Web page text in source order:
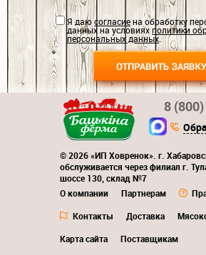
Я даюсогласиена обработку
данных на условияхполитики
персональных данных.
© 2026 «ИП Ховренок». г.
обслуживается через филиал г.
шоссе 130, склад №7
О компании
Партнерам
Контакты
Доставка
Карта сайта
Поставщикам
8 (800)